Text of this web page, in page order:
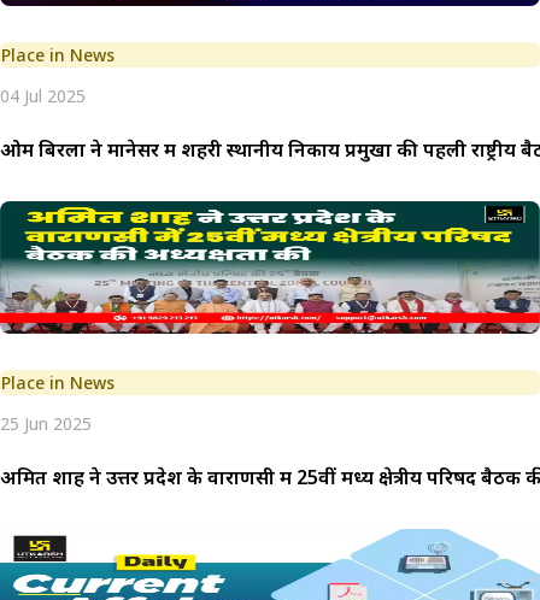
Place in News
04 Jul 2025
ओम बिरला ने मानेसर में शहरी स्थानीय निकाय प्रमुखों की पहली राष्ट्रीय
Place in News
25 Jun 2025
अमित शाह ने उत्तर प्रदेश के वाराणसी में 25वीं मध्य क्षेत्रीय परिषद बैठक